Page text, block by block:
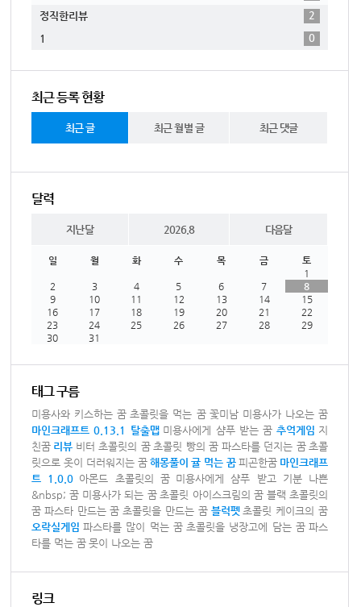
정직한리뷰
2
1
0
최근 등록 현황
최근 글 최근 월별 글 최근 댓글
달력
지난달 2026.8 다음달
일 월 화 수 목 금
토
1
2
3 4 5 6 7
8
9
10 11 12 13 14
15
16
17 18 19 20 21
22
23
24 25 26 27 28
29
30
31
태그 구름
미용사와 키스하는 꿈 초콜릿을 먹는 꿈 꽃미남 미용사가 나오는 꿈
마인크래프트 0.13.1 탈출맵 미용사에게 샴푸 받는 꿈 추억게임 지
친꿈 리뷰 비터 초콜릿의 꿈 초콜릿 빵의 꿈 파스타를 던지는 꿈 초콜
릿으로 옷이 더러워지는 꿈 해몽풀이 귤 먹는 꿈 피곤한꿈 마인크래프
트 1.0.0 아몬드 초콜릿의 꿈 미용사에게 샴푸 받고 기분 나쁜
&nbsp; 꿈 미용사가 되는 꿈 초콜릿 아이스크림의 꿈 블랙 초콜릿의
꿈 파스타 만드는 꿈 초콜릿을 만드는 꿈 블럭펫 초콜릿 케이크의 꿈
오락실게임 파스타를 많이 먹는 꿈 초콜릿을 냉장고에 담는 꿈 파스
타를 먹는 꿈 못이 나오는 꿈
링크